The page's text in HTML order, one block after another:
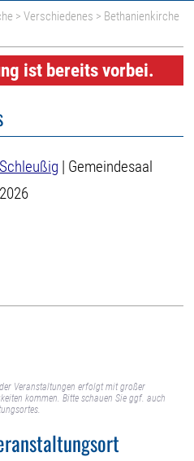
>Verschiedenes > Bethanienkirche
ist bereits vorbei.
| Gemeindesaal
Veranstaltungen erfolgt mit großer
kommen. Bitte schauen Sie ggf. auch